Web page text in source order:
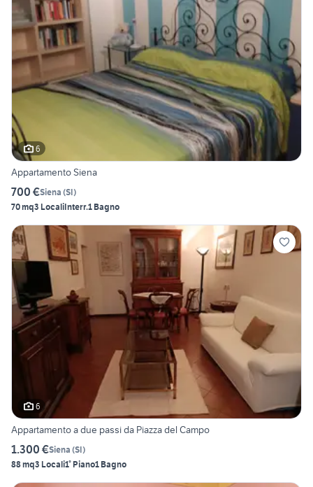
6
Appartamento Siena
700 €Siena (SI)
70 mq3 LocaliInterr.1 Bagno
6
Appartamento a due passi da Piazza del Campo
1.300 €Siena (SI)
88 mq3 Locali1° Piano1 Bagno